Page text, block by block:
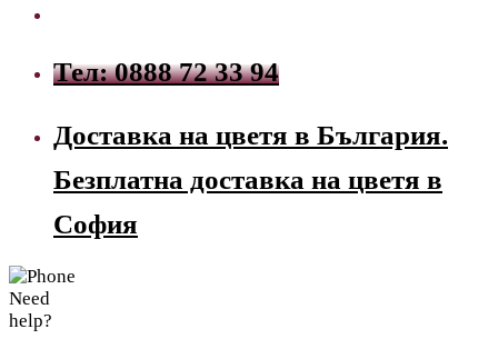
Тел: 0888 72 33 94
Доставка на цветя в България.
Безплатна доставка на цветя в
София
Need
help?